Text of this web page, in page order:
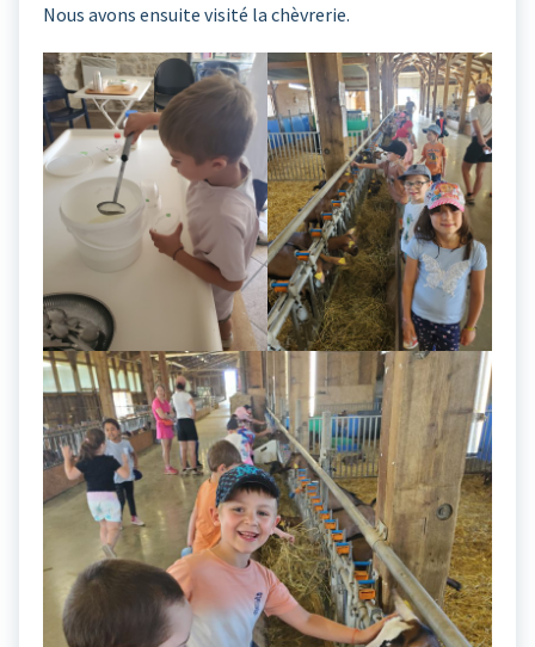
Nous avons ensuite visité la chèvrerie.